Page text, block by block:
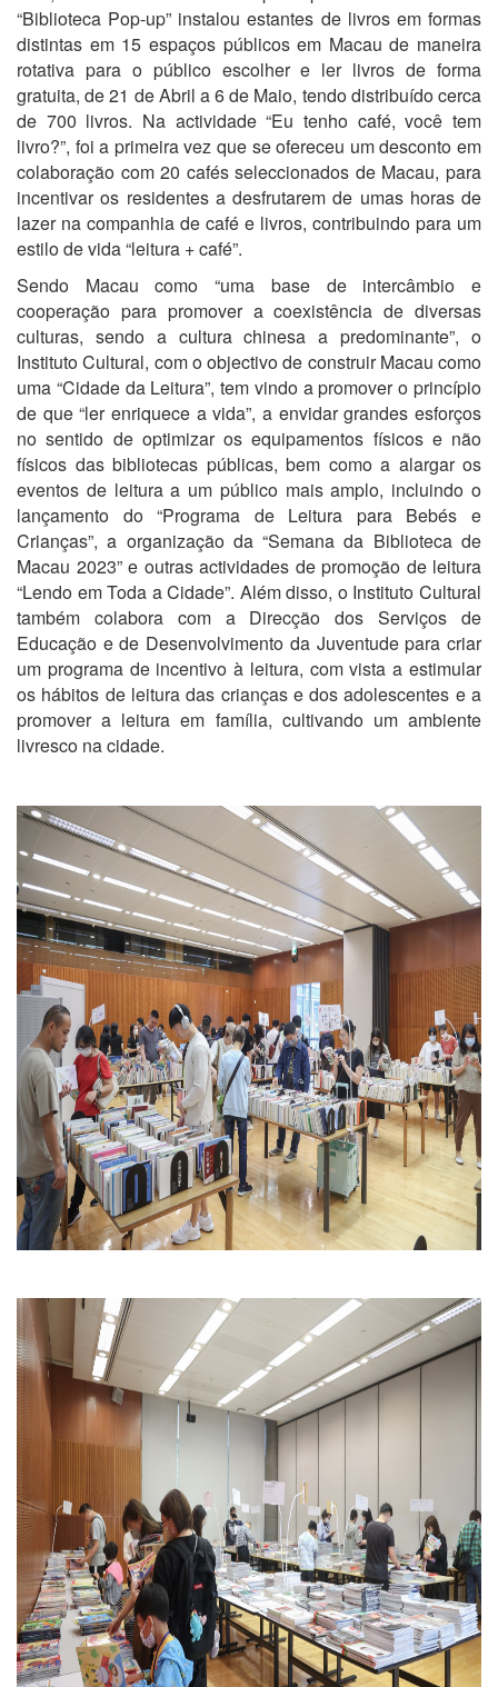
“Biblioteca Pop-up” instalou estantes de livros em formas
distintas em 15 espaços públicos em Macau de maneira
rotativa para o público escolher e ler livros de forma
gratuita, de 21 de Abril a 6 de Maio, tendo distribuído cerca
de 700 livros. Na actividade “Eu tenho café, você tem
livro?”, foi a primeira vez que se ofereceu um desconto em
colaboração com 20 cafés seleccionados de Macau, para
incentivar os residentes a desfrutarem de umas horas de
lazer na companhia de café e livros, contribuindo para um
estilo de vida “leitura + café”.
Sendo Macau como “uma base de intercâmbio e
cooperação para promover a coexistência de diversas
culturas, sendo a cultura chinesa a predominante”, o
Instituto Cultural, com o objectivo de construir Macau como
uma “Cidade da Leitura”, tem vindo a promover o princípio
de que “ler enriquece a vida”, a envidar grandes esforços
no sentido de optimizar os equipamentos físicos e não
físicos das bibliotecas públicas, bem como a alargar os
eventos de leitura a um público mais amplo, incluindo o
lançamento do “Programa de Leitura para Bebés e
Crianças”, a organização da “Semana da Biblioteca de
Macau 2023” e outras actividades de promoção de leitura
“Lendo em Toda a Cidade”. Além disso, o Instituto Cultural
também colabora com a Direcção dos Serviços de
Educação e de Desenvolvimento da Juventude para criar
um programa de incentivo à leitura, com vista a estimular
os hábitos de leitura das crianças e dos adolescentes e a
promover a leitura em família, cultivando um ambiente
livresco na cidade.